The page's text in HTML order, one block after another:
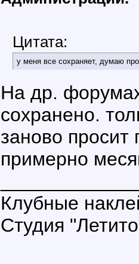
Цитата:
у меня все сохраняет, думаю
На др.
сохранено.
заново просит
примерно
Клубные
Студия